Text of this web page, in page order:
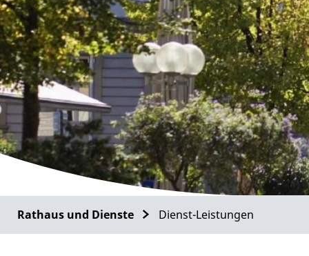
Rathaus und Dienste Dienst-Leistungen